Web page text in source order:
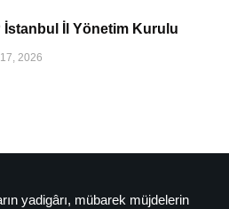
İstanbul İl Yönetim Kurulu
2026
yadigârı, mübarek müjdelerin